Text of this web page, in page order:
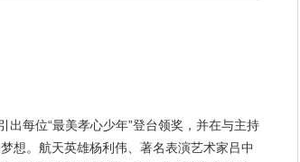
出每位“最美孝心少年”登台领奖，并在与主持
梦想。航天英雄杨利伟、著名表演艺术家吕中